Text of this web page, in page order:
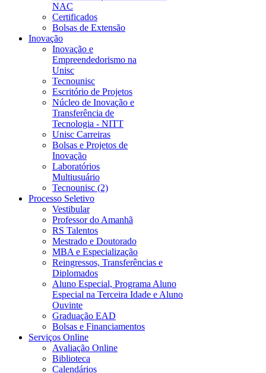
NAC
Certificados
Bolsas de Extensão
Inovação
Inovação e
Empreendedorismo na
Unisc
Tecnounisc
Escritório de Projetos
Núcleo de Inovação e
Transferência de
Tecnologia - NITT
Unisc Carreiras
Bolsas e Projetos de
Inovação
Laboratórios
Multiusuário
Tecnounisc (2)
Processo Seletivo
Vestibular
Professor do Amanhã
RS Talentos
Mestrado e Doutorado
MBA e Especialização
Reingressos, Transferências e
Diplomados
Aluno Especial, Programa Aluno
Especial na Terceira Idade e Aluno
Ouvinte
Graduação EAD
Bolsas e Financiamentos
Serviços Online
Avaliação Online
Biblioteca
Calendários